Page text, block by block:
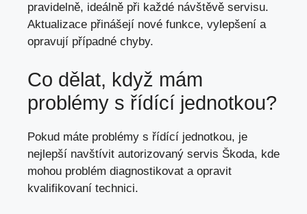
pravidelně, ideálně při každé návštěvě servisu.
Aktualizace přinášejí nové funkce, vylepšení a
opravují případné chyby.
Co dělat, když mám
problémy s řídící jednotkou?
Pokud máte problémy s řídící jednotkou, je
nejlepší navštívit autorizovaný servis Škoda, kde
mohou problém diagnostikovat a opravit
kvalifikovaní technici.